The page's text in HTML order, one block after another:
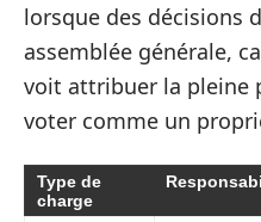
lorsque des décisions
assemblée générale,
voit attribuer la pleine
voter comme un
Type de
charge